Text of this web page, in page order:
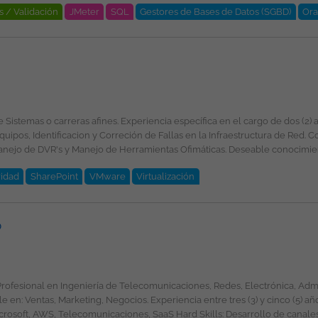
propiedad exclusiva de ticjob.co
/ Validación JMeter SQL Gestores de Bases de Datos (SGBD)
de Fallas en la Infraestructura de Red. Conocimientos de Sistemas Operativos y Manejo de
Contrato: Obra labor. Rango Salarial : A convenir. Horario: Lunes a sabado Esta oferta de trabajo es publicada bajo la
SharePoint VMware Virtualización